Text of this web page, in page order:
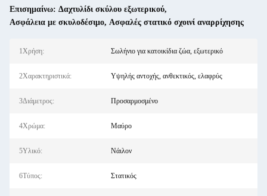
Επισημαίνω: Δαχτυλίδι σκύλου εξωτερικού,
Ασφάλεια με σκυλοδέσιμο, Ασφαλές στατικό σχοινί αναρρίχησης
1Χρήση: Σωλήνιο για κατοικίδια ζώα, εξωτερικό
2Χαρακτηριστικά: Υψηλής αντοχής, ανθεκτικός, ελαφρύς
3Διάμετρος: Προσαρμοσμένο
4Χρώμα: Μαύρο
5Υλικό: Νάιλον
6Τύπος: Στατικός